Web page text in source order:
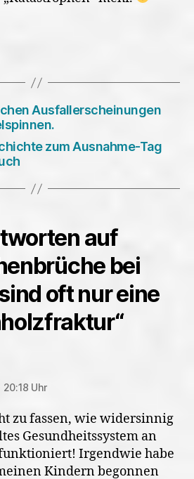
Ausfallerscheinungen
zum Ausnahme-Tag
auf
bei
oft nur eine
Uhr
zu fassen, wie widersinnig
Gesundheitssystem an
Irgendwie habe
Kindern begonnen